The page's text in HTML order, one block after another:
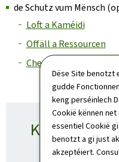
Dëse Site benotzt
gudde
keng perséinlech
Cookië kënnen
essentiel Cookië
benotzt a gi just
akzeptéiert.
de Schutz vum Mënsch
Loft a Kaméidi
Offäll a Ressourcen
Chemesch Substanzen
Kontakt